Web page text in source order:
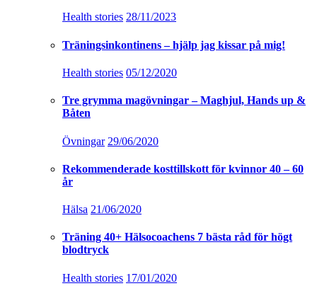
Health stories 28/11/2023
Träningsinkontinens – hjälp jag kissar på mig!
Health stories 05/12/2020
Tre grymma magövningar – Maghjul, Hands up &
Båten
Övningar 29/06/2020
Rekommenderade kosttillskott för kvinnor 40 – 60
år
Hälsa 21/06/2020
Träning 40+ Hälsocoachens 7 bästa råd för högt
blodtryck
Health stories 17/01/2020